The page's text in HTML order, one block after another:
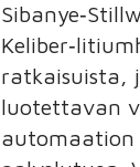
ratkaisuista,
luotettavan
automaation